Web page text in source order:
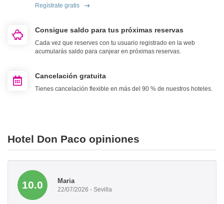
Regístrate gratis
Consigue saldo para tus próximas reservas
Cada vez que reserves con tu usuario registrado en la web
acumularás saldo para canjear en próximas reservas.
Cancelación gratuita
Tienes cancelación flexible en más del 90 % de nuestros hoteles.
Hotel Don Paco opiniones
10.0 Maria
22/07/2026 - Sevilla